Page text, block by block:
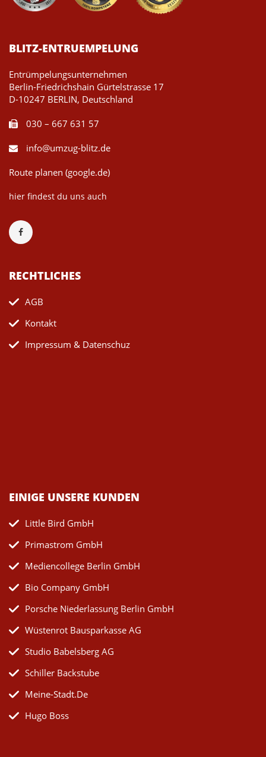
BLITZ-ENTRUEMPELUNG
Entrümpelungsunternehmen
Berlin-Friedrichshain Gürtelstrasse 17
D-10247 BERLIN, Deutschland
030 – 667 631 57
info@umzug-blitz.de
Route planen (google.de)
hier findest du uns auch
RECHTLICHES
AGB
Kontakt
Impressum & Datenschuz
EINIGE UNSERE KUNDEN
Little Bird GmbH
Primastrom GmbH
Mediencollege Berlin GmbH
Bio Company GmbH
Porsche Niederlassung Berlin GmbH
Wüstenrot Bausparkasse AG
Studio Babelsberg AG
Schiller Backstube
Meine-Stadt.de
Hugo Boss